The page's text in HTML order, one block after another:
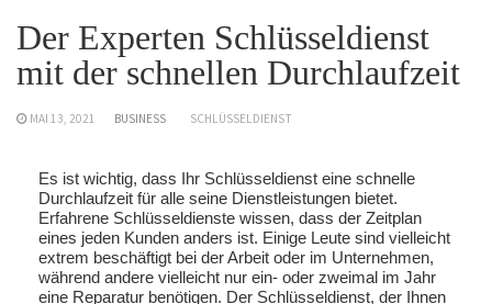
Der Experten Schlüsseldienst
mit der schnellen Durchlaufzeit
MAI 13, 2021 BUSINESS SCHLÜSSELDIENST
Es ist wichtig, dass Ihr Schlüsseldienst eine schnelle
Durchlaufzeit für alle seine Dienstleistungen bietet.
Erfahrene Schlüsseldienste wissen, dass der Zeitplan
eines jeden Kunden anders ist. Einige Leute sind vielleicht
extrem beschäftigt bei der Arbeit oder im Unternehmen,
während andere vielleicht nur ein- oder zweimal im Jahr
eine Reparatur benötigen. Der Schlüsseldienst, der Ihnen